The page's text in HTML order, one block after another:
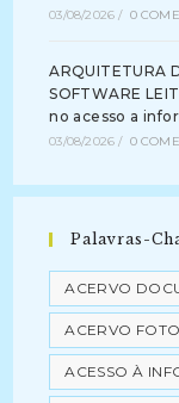
03/08/2026 / 0
ARQUITETURA
SOFTWARE
no acesso a
03/08/2026 / 0
Palavras-
ACERVO
ACERVO
ACESSO À